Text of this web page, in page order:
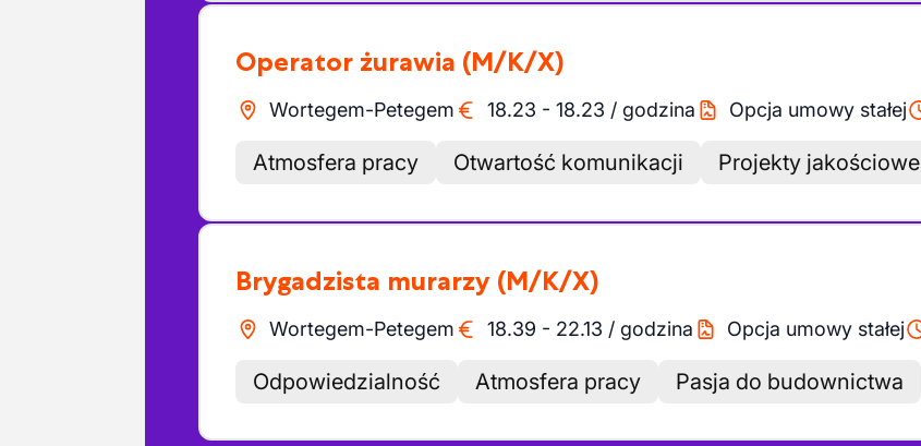
Operator żurawia (M/K/X)
Wortegem-Petegem 18.23 - 18.23 / godzina Opcja umowy stałej
Atmosfera pracy Otwartość komunikacji Projekty jakościowe
Brygadzista murarzy (M/K/X)
Wortegem-Petegem 18.39 - 22.13 / godzina Opcja umowy stałej
Odpowiedzialność Atmosfera pracy Pasja do budownictwa